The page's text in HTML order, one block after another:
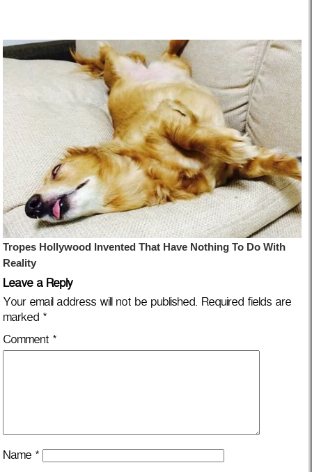
Leave a Reply
Your email address will not be published. Required fields are
marked *
Comment *
Name *